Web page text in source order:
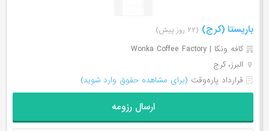
باریستا (کرج) (۲۲ روز پیش)
کافه ونکا | Wonka Coffee Factory
البرز، کرج
قرارداد پاره‌وقت (برای مشاهده حقوق وارد شوید)
ارسال رزومه